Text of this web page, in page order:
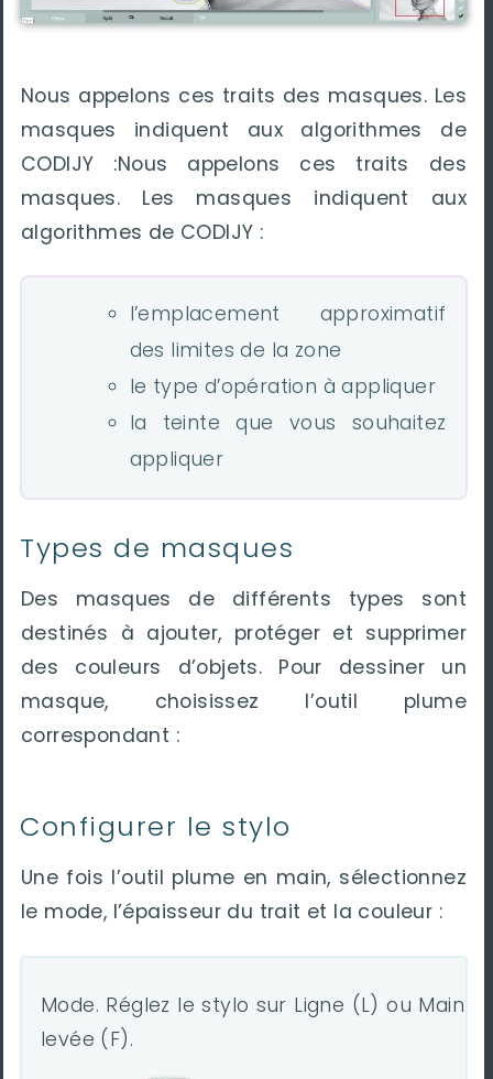
Nous appelons ces traits des masques. Les
masques indiquent aux algorithmes de
CODIJY :Nous appelons ces traits des
masques. Les masques indiquent aux
algorithmes de CODIJY :
l’emplacement approximatif
des limites de la zone
le type d’opération à appliquer
la teinte que vous souhaitez
appliquer
Types de masques
Des masques de différents types sont
destinés à ajouter, protéger et supprimer
des couleurs d’objets. Pour dessiner un
masque, choisissez l’outil plume
correspondant :
Configurer le stylo
Une fois l’outil plume en main, sélectionnez
le mode, l’épaisseur du trait et la couleur :
Mode. Réglez le stylo sur Ligne (L) ou Main
levée (F).